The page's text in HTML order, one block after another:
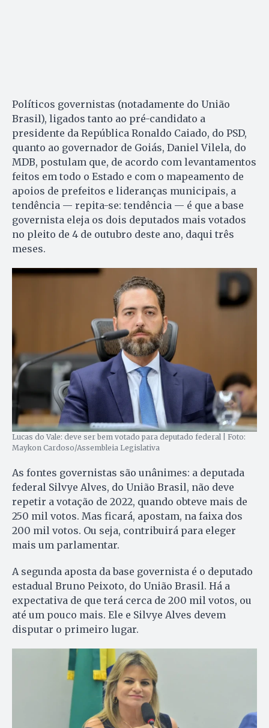
Políticos governistas (notadamente do União
Brasil), ligados tanto ao pré-candidato a
presidente da República Ronaldo Caiado, do PSD,
quanto ao governador de Goiás, Daniel Vilela, do
MDB, postulam que, de acordo com levantamentos
feitos em todo o Estado e com o mapeamento de
apoios de prefeitos e lideranças municipais, a
tendência — repita-se: tendência — é que a base
governista eleja os dois deputados mais votados
no pleito de 4 de outubro deste ano, daqui três
meses.
Lucas do Vale: deve ser bem votado para deputado federal | Foto:
Maykon Cardoso/Assembleia Legislativa
As fontes governistas são unânimes: a deputada
federal Silvye Alves, do União Brasil, não deve
repetir a votação de 2022, quando obteve mais de
250 mil votos. Mas ficará, apostam, na faixa dos
200 mil votos. Ou seja, contribuirá para eleger
mais um parlamentar.
A segunda aposta da base governista é o deputado
estadual Bruno Peixoto, do União Brasil. Há a
expectativa de que terá cerca de 200 mil votos, ou
até um pouco mais. Ele e Silvye Alves devem
disputar o primeiro lugar.